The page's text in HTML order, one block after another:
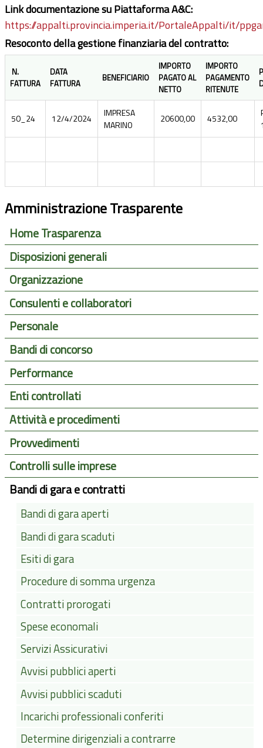
Link documentazione su Piattaforma A&C:
https://appalti.provincia.imperia.it/PortaleAppalti/it/
Resoconto della gestione finanziaria del contratto:
N.
FATTURA
DATA
FATTURA
BENEFICIARIO
IMPORTO
PAGATO AL
NETTO
IMPORTO
PAGAMENTO
RITENUTE
50_24 12/4/2024
IMPRESA
MARINO
20600,00 4532,00
Amministrazione Trasparente
Home Trasparenza
Disposizioni generali
Organizzazione
Consulenti e collaboratori
Personale
Bandi di concorso
Performance
Enti controllati
Attività e procedimenti
Provvedimenti
Controlli sulle imprese
Bandi di gara e contratti
Bandi di gara aperti
Bandi di gara scaduti
Esiti di gara
Procedure di somma urgenza
Contratti prorogati
Spese economali
Servizi Assicurativi
Avvisi pubblici aperti
Avvisi pubblici scaduti
Incarichi professionali conferiti
Determine dirigenziali a contrarre